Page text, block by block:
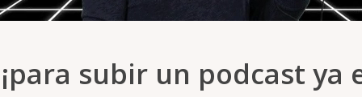
subir un podcast ya